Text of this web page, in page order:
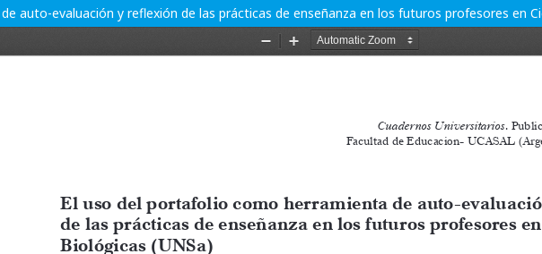
auto-evaluación y reflexión de las prácticas de enseñanza en los futuros profesores en